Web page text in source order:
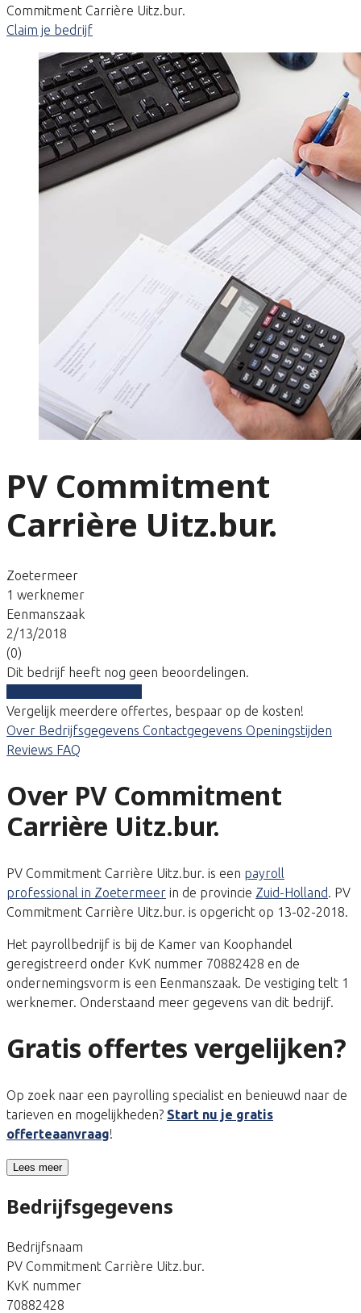
Commitment Carrière Uitz.bur.
Claim je bedrijf
PV Commitment
Carrière Uitz.bur.
Zoetermeer
1 werknemer
Eenmanszaak
2/13/2018
(0)
Dit bedrijf heeft nog geen beoordelingen.
Vergelijk meerdere offertes, bespaar op de kosten!
Over Bedrijfsgegevens Contactgegevens Openingstijden
Reviews FAQ
Over PV Commitment
Carrière Uitz.bur.
PV Commitment Carrière Uitz.bur. is een payroll
professional in Zoetermeer in de provincie Zuid-Holland. PV
Commitment Carrière Uitz.bur. is opgericht op 13-02-2018.
Het payrollbedrijf is bij de Kamer van Koophandel
geregistreerd onder KvK nummer 70882428 en de
ondernemingsvorm is een Eenmanszaak. De vestiging telt 1
werknemer. Onderstaand meer gegevens van dit bedrijf.
Gratis offertes vergelijken?
Op zoek naar een payrolling specialist en benieuwd naar de
tarieven en mogelijkheden? Start nu je gratis
offerteaanvraag!
Lees meer
Bedrijfsgegevens
Bedrijfsnaam
PV Commitment Carrière Uitz.bur.
KvK nummer
70882428